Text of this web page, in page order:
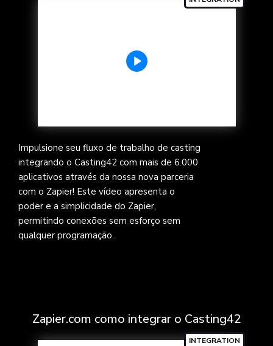
Impulsione seu fluxo de trabalho de casting
integrando o Casting42 com mais de 6.000
aplicativos através da nossa nova parceria
com o Zapier! Este vídeo apresenta o
poder e a simplicidade do Zapier,
permitindo conexões sem esforço sem
qualquer programação.
Zapier.com como integrar o Casting42